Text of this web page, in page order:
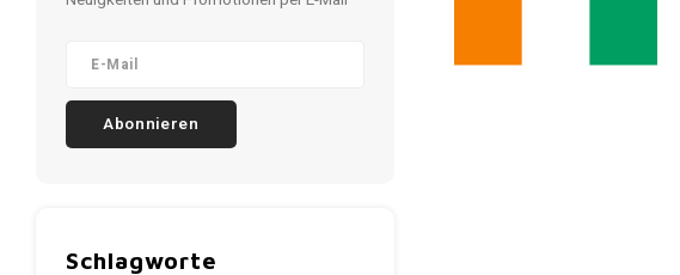
Abonnieren
Schlagworte